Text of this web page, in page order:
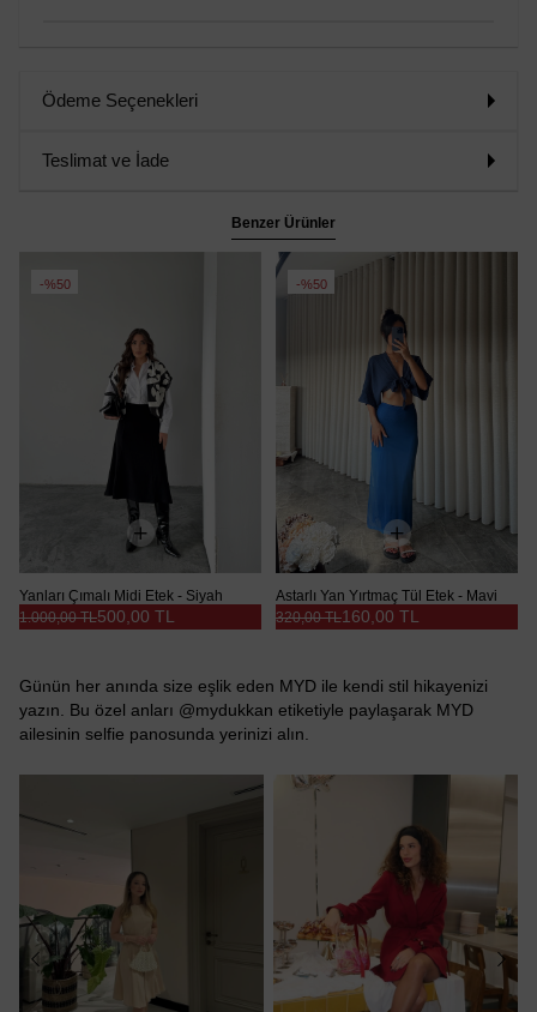
Ödeme Seçenekleri
Teslimat ve İade
Benzer Ürünler
%50
Yanları Çımalı Midi Etek - Siyah
500,00 TL
1.000,00 TL
%50
Astarlı Yan Yırtmaç Tül Etek - Mavi
160,00 TL
320,00 TL
Günün her anında size eşlik eden MYD ile kendi stil hikayenizi
yazın. Bu özel anları @mydukkan etiketiyle paylaşarak MYD
ailesinin selfie panosunda yerinizi alın.